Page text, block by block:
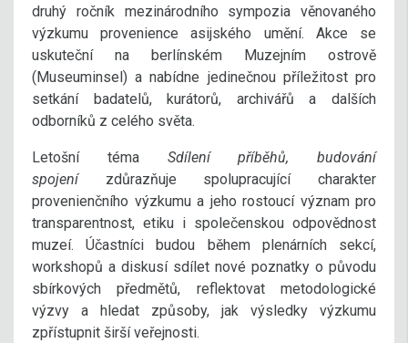
druhý ročník mezinárodního sympozia věnovaného
výzkumu provenience asijského umění. Akce se
uskuteční na berlínském Muzejním ostrově
(Museuminsel) a nabídne jedinečnou příležitost pro
setkání badatelů, kurátorů, archivářů a dalších
odborníků z celého světa.
Letošní téma Sdílení příběhů, budování
spojení zdůrazňuje spolupracující charakter
provenienčního výzkumu a jeho rostoucí význam pro
transparentnost, etiku i společenskou odpovědnost
muzeí. Účastníci budou během plenárních sekcí,
workshopů a diskusí sdílet nové poznatky o původu
sbírkových předmětů, reflektovat metodologické
výzvy a hledat způsoby, jak výsledky výzkumu
zpřístupnit širší veřejnosti.